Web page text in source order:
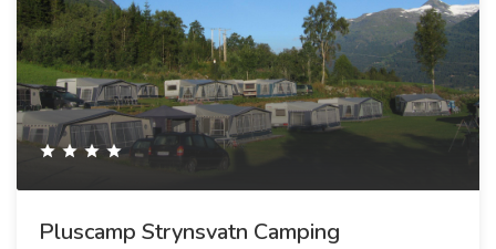
Pluscamp Strynsvatn Camping